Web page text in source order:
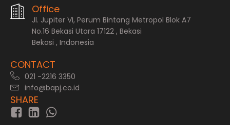
Office
Jl. Jupiter VI, Perum Bintang Metropol Blok A7
No.16 Bekasi Utara 17122 , Bekasi
Bekasi , Indonesia
CONTACT
021 -2216 3350
info@bapj.co.id
SHARE